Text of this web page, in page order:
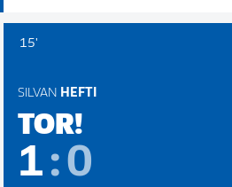
15'
SILVAN HEFTI
TOR!
1:0